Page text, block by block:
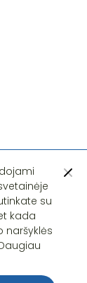
su
kada
naršyklės